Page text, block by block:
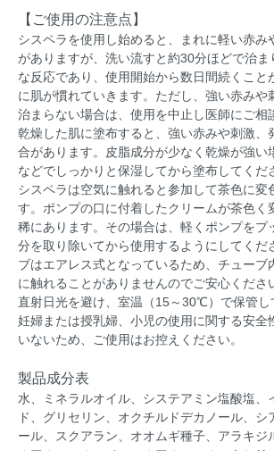
【ご使用の注意点】
シスペラを使用し始めると、まれに軽い赤み
がありますが、洗い流すと約30分ほどで治ま
な反応であり、使用開始から数日間続くこと
に肌が慣れていきます。ただし、強い赤みや
治まらない場合は、使用を中止し医師にご相
乾燥した肌に塗布すると、強い赤みや刺激、
合があります。皮脂成分が少なく乾燥が強い
などでしっかりと保湿してから塗布してくだ
シスペラは空気に触れると参加して茶色に変
す。ポンプの口に付着したクリームが茶色く
稀にあります。その場合は、軽くポンプをプ
分を取り除いてから使用するようにしてくだ
ブはエアレス式となっているため、チューブ
に触れることがありませんのでご安心くださ
直射日光を避け、室温（15～30℃）で保管し
妊婦または授乳婦、小児の使用に関する安全
いないため、ご使用はお控えください。
製品成分表
水、ミネラルオイル、システアミン塩酸塩、
ド、グリセリン、オクチルドデカノール、シ
ール、スクアラン、オオムギ種子、アラキジ